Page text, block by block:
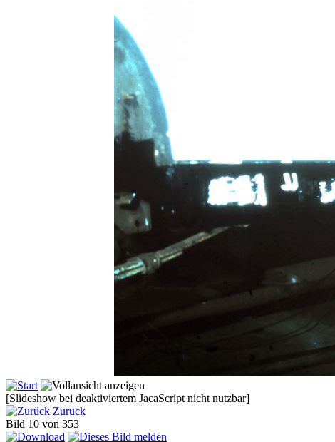
[Slideshow bei deaktiviertem JacaScript nicht nutzbar]
Zurück
Bild 10 von 353